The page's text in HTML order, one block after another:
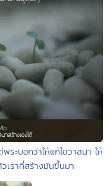
ระบอกว่าให้แก้ไขวาสนา ให้
เราที่สร้างมันขึ้นมา